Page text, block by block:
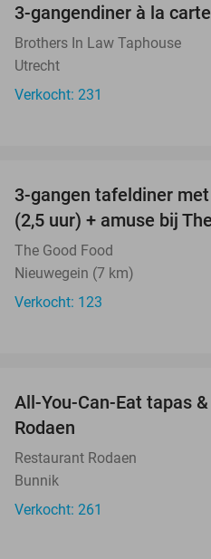
3-gangendiner à la carte
Brothers In Law Taphouse
Utrecht
Verkocht: 231
3-gangen tafeldiner
(2,5 uur) + amuse bij
The Good Food
Nieuwegein (7 km)
Verkocht: 123
All-You-Can-Eat tapas
Rodaen
Restaurant Rodaen
Bunnik
Verkocht: 261